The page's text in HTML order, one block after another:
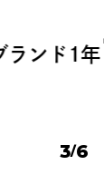
に学ぶ
グラフィ
3/6